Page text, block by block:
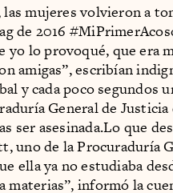
mujeres volvieron a
de 2016
yo lo provoqué, que era
amigas”, escribían
y cada poco segundos
General de Justicia
ser asesinada.Lo que
uno de la Procuraduría
ella ya no estudiaba
materias”, informó la